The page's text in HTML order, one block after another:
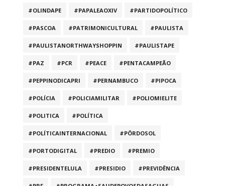
#OLINDAPE #PAPALEAOXIV #PARTIDOPOLÍTICO
#PASCOA #PATRIMONICULTURAL #PAULISTA
#PAULISTANORTHWAYSHOPPIN #PAULISTAPE
#PAZ #PCR #PEACE #PENTACAMPEÃO
#PEPPINODICAPRI #PERNAMBUCO #PIPOCA
#POLÍCIA #POLICIAMILITAR #POLIOMIELITE
#POLITICA #POLÍTICA
#POLÍTICAINTERNACIONAL #PÔRDOSOL
#PORTODIGITAL #PREDIO #PREMIO
#PRESIDENTELULA #PRESIDIO #PREVIDÊNCIA